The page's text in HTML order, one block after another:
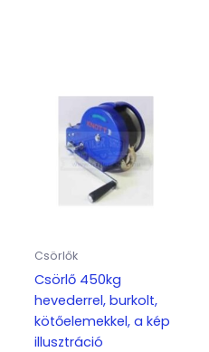
Csörlők
Csörlő 450kg
hevederrel, burkolt,
kötőelemekkel, a kép
illusztráció